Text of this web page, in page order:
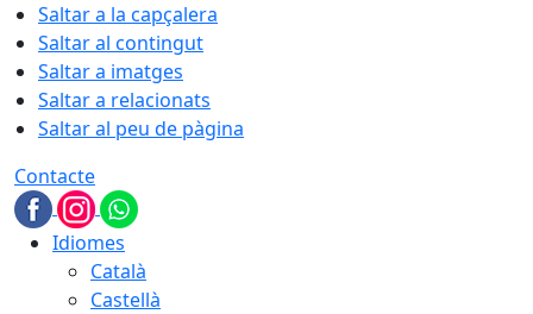
Saltar a la capçalera
Saltar al contingut
Saltar a imatges
Saltar a relacionats
Saltar al peu de pàgina
Contacte
Idiomes
Català
Castellà